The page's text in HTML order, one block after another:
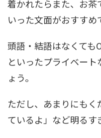
着かれたらまた、お茶
いった文面がおすすめ
頭語・結語はなくても
といったプライベー
ょう。
ただし、あまりにも
ているよ」など明るす